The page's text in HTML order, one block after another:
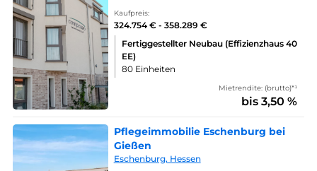
Kaufpreis:
324.754 € - 358.289 €
Fertiggestellter Neubau (Effizienzhaus 40
EE)
80 Einheiten
Mietrendite: (brutto)*¹
bis 3,50 %
Pflegeimmobilie Eschenburg bei
Gießen
Eschenburg, Hessen